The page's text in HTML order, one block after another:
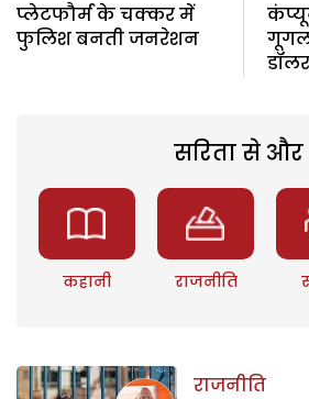
प्लेटफौर्म के चक्कर में
फुलिश बनती जनरेशन
गूगल
सरिता से और
कहानी राजनीति
राजनीति